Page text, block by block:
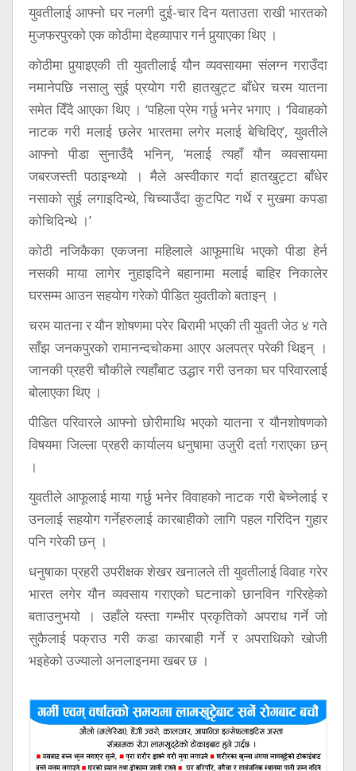
युवतीलाई आफ्नो घर नलगी दुई-चार दिन यताउता राखी भारतको
मुजफरपुरको एक कोठीमा देहव्यापार गर्न पुर्‍याएका थिए ।
कोठीमा पुर्‍याइएकी ती युवतीलाई यौन व्यवसायमा संलग्न गराउँदा
नमानेपछि नसालु सुई प्रयोग गरी हातखुट्ट बाँधेर चरम यातना
समेत दिँदै आएका थिए । ‘पहिला प्रेम गर्छु भनेर भगाए । ‘विवाहको
नाटक गरी मलाई छलेर भारतमा लगेर मलाई बेचिदिए’, युवतीले
आफ्नो पीडा सुनाउँदै भनिन्, ‘मलाई त्यहाँ यौन व्यवसायमा
जबरजस्ती पठाइन्थ्यो । मैले अस्वीकार गर्दा हातखुट्टा बाँधेर
नसाको सुई लगाइदिन्थे, चिच्याउँदा कुटपिट गर्थे र मुखमा कपडा
कोचिदिन्थे ।’
कोठी नजिकैका एकजना महिलाले आफूमाथि भएको पीडा हेर्न
नसकी माया लागेर नुहाइदिने बहानामा मलाई बाहिर निकालेर
घरसम्म आउन सहयोग गरेको पीडित युवतीको बताइन् ।
चरम यातना र यौन शोषणमा परेर बिरामी भएकी ती युवती जेठ ४ गते
साँझ जनकपुरको रामानन्दचोकमा आएर अलपत्र परेकी थिइन् ।
जानकी प्रहरी चौकीले त्यहाँबाट उद्धार गरी उनका घर परिवारलाई
बोलाएका थिए ।
पीडित परिवारले आफ्नो छोरीमाथि भएको यातना र यौनशोषणको
विषयमा जिल्ला प्रहरी कार्यालय धनुषामा उजुरी दर्ता गराएका छन्
।
युवतीले आफूलाई माया गर्छु भनेर विवाहको नाटक गरी बेच्नेलाई र
उनलाई सहयोग गर्नेहरुलाई कारबाहीको लागि पहल गरिदिन गुहार
पनि गरेकी छन् ।
धनुषाका प्रहरी उपरीक्षक शेखर खनालले ती युवतीलाई विवाह गरेर
भारत लगेर यौन व्यवसाय गराएको घटनाको छानविन गरिरहेको
बताउनुभयो । उहाँले यस्ता गम्भीर प्रकृतिको अपराध गर्ने जो
सुकैलाई पक्राउ गरी कडा कारबाही गर्ने र अपराधिको खोजी
भइहेको उज्यालो अनलाइनमा खबर छ ।